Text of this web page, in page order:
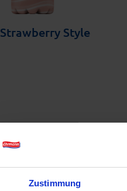
Zustimmung
Strawberry Style